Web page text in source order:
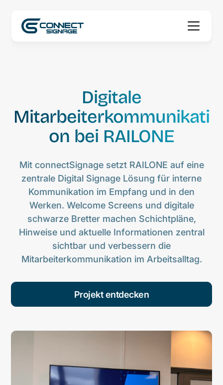
Digitale
Mitarbeiterkommunikati
on bei RAILONE
Mit connectSignage setzt RAILONE auf eine
zentrale Digital Signage Lösung für interne
Kommunikation im Empfang und in den
Werken. Welcome Screens und digitale
schwarze Bretter machen Schichtpläne,
Hinweise und aktuelle Informationen zentral
sichtbar und verbessern die
Mitarbeiterkommunikation im Arbeitsalltag.
Projekt entdecken